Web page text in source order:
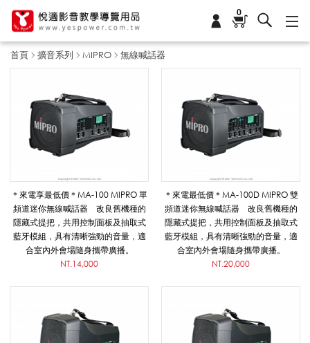
0
首頁 擴音系列 MIPRO 無線喊話器
線
喊
話
器
＊來電享最低價＊MA-100 MIPRO 單
頻道迷你無線喊話器 改良舊機種的
隱藏式提把，共用控制面板及抽取式
藍牙模組，具有清晰強勁的音量，適
合室內外會場隨身攜帶廣播。
NT.14,000
＊來電最低價＊MA-100D MIPRO 雙
頻道迷你無線喊話器 改良舊機種的
隱藏式提把，共用控制面板及抽取式
藍牙模組，具有清晰強勁的音量，適
合室內外會場隨身攜帶廣播。
NT.20,000